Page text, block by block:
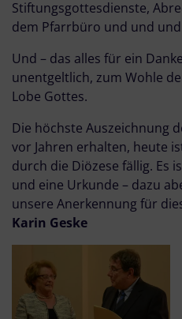
Stiftungsgottesdienste,
dem Pfarrbüro und und
Und – das alles für ein
unentgeltlich, zum Wohle
Lobe Gottes.
Die höchste Auszeichnung
vor Jahren erhalten, heute
durch die Diözese fällig. Es
und eine Urkunde – dazu
unsere Anerkennung für
Karin Geske